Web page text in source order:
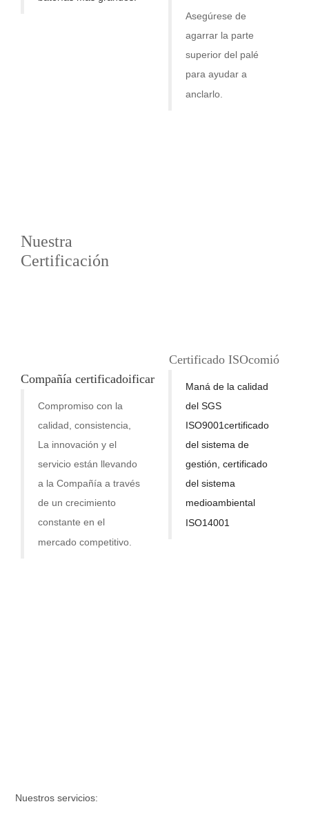
Asegúrese de
agarrar la parte
superior del palé
para ayudar a
anclarlo.
Nuestra
Certificación
Compañía certificadoificar
Compromiso con la
calidad, consistencia,
La innovación y el
servicio están llevando
a la Compañía a través
de un crecimiento
constante en el
mercado competitivo.
Certificado ISOcomió
Maná de la calidad
del SGS
ISO9001certificado
del sistema de
gestión, certificado
del sistema
medioambiental
ISO14001
Nuestros servicios: